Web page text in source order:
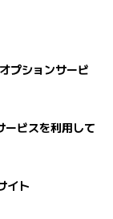
プションサービ
ービスを利用して
イト